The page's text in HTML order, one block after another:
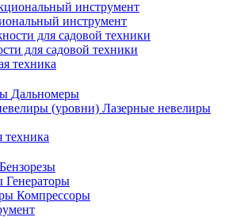
инструмент
для садовой техники
техника
Дальномеры
Лазерные невелиры
техника
Бензорезы
Генераторы
Компрессоры